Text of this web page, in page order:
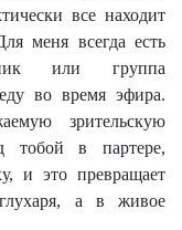
все находит
меня всегда есть
или группа
во время эфира.
зрительскую
тобой в партере,
и это превращает
а в живое